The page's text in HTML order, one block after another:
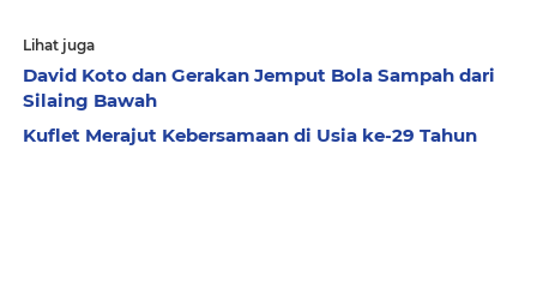
Lihat juga
David Koto dan Gerakan Jemput Bola Sampah dari
Silaing Bawah
Kuflet Merajut Kebersamaan di Usia ke-29 Tahun